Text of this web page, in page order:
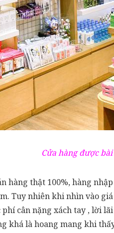
Cửa hàng được
hàng thật 100%, hàng
Tuy nhiên khi nhìn vào
cân nặng xách tay , lời
là hoang mang khi